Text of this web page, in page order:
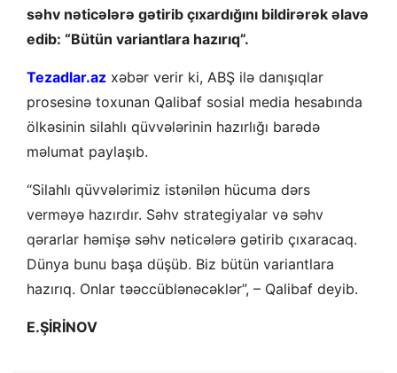
səhv nəticələrə gətirib çıxardığını bildirərək əlavə
edib: “Bütün variantlara hazırıq”.
Tezadlar.az xəbər verir ki, ABŞ ilə danışıqlar
prosesinə toxunan Qalibaf sosial media hesabında
ölkəsinin silahlı qüvvələrinin hazırlığı barədə
məlumat paylaşıb.
“Silahlı qüvvələrimiz istənilən hücuma dərs
verməyə hazırdır. Səhv strategiyalar və səhv
qərarlar həmişə səhv nəticələrə gətirib çıxaracaq.
Dünya bunu başa düşüb. Biz bütün variantlara
hazırıq. Onlar təəccüblənəcəklər”, – Qalibaf deyib.
E.ŞİRİNOV